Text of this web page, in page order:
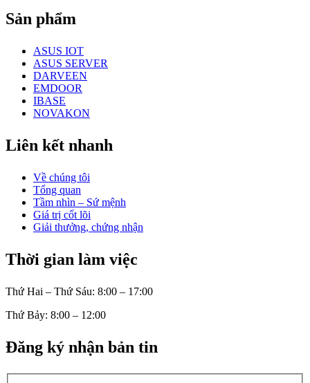
Sản phẩm
ASUS IOT
ASUS SERVER
DARVEEN
EMDOOR
IBASE
NOVAKON
Liên kết nhanh
Về chúng tôi
Tổng quan
Tầm nhìn – Sứ mệnh
Giá trị cốt lõi
Giải thưởng, chứng nhận
Thời gian làm việc
Thứ Hai – Thứ Sáu: 8:00 – 17:00
Thứ Bảy: 8:00 – 12:00
Đăng ký nhận bản tin